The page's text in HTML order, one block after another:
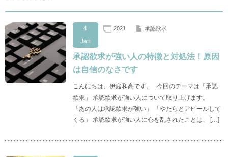
4
Jan
2021 承認欲求
承認欲求が強い人の特徴と対処法！原因
は自信のなさです
こんにちは、伊庭和高です。 今回のテーマは「承認
欲求」 承認欲求が強い人について取り上げます。
「あの人は承認欲求が強い」 「やたらとアピールして
くる」 承認欲求が強い人に心を乱されたことは、 […]